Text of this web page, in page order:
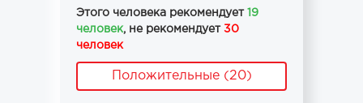
Этого человека рекомендует 19
человек, не рекомендует 30
человек
Положительные (20)